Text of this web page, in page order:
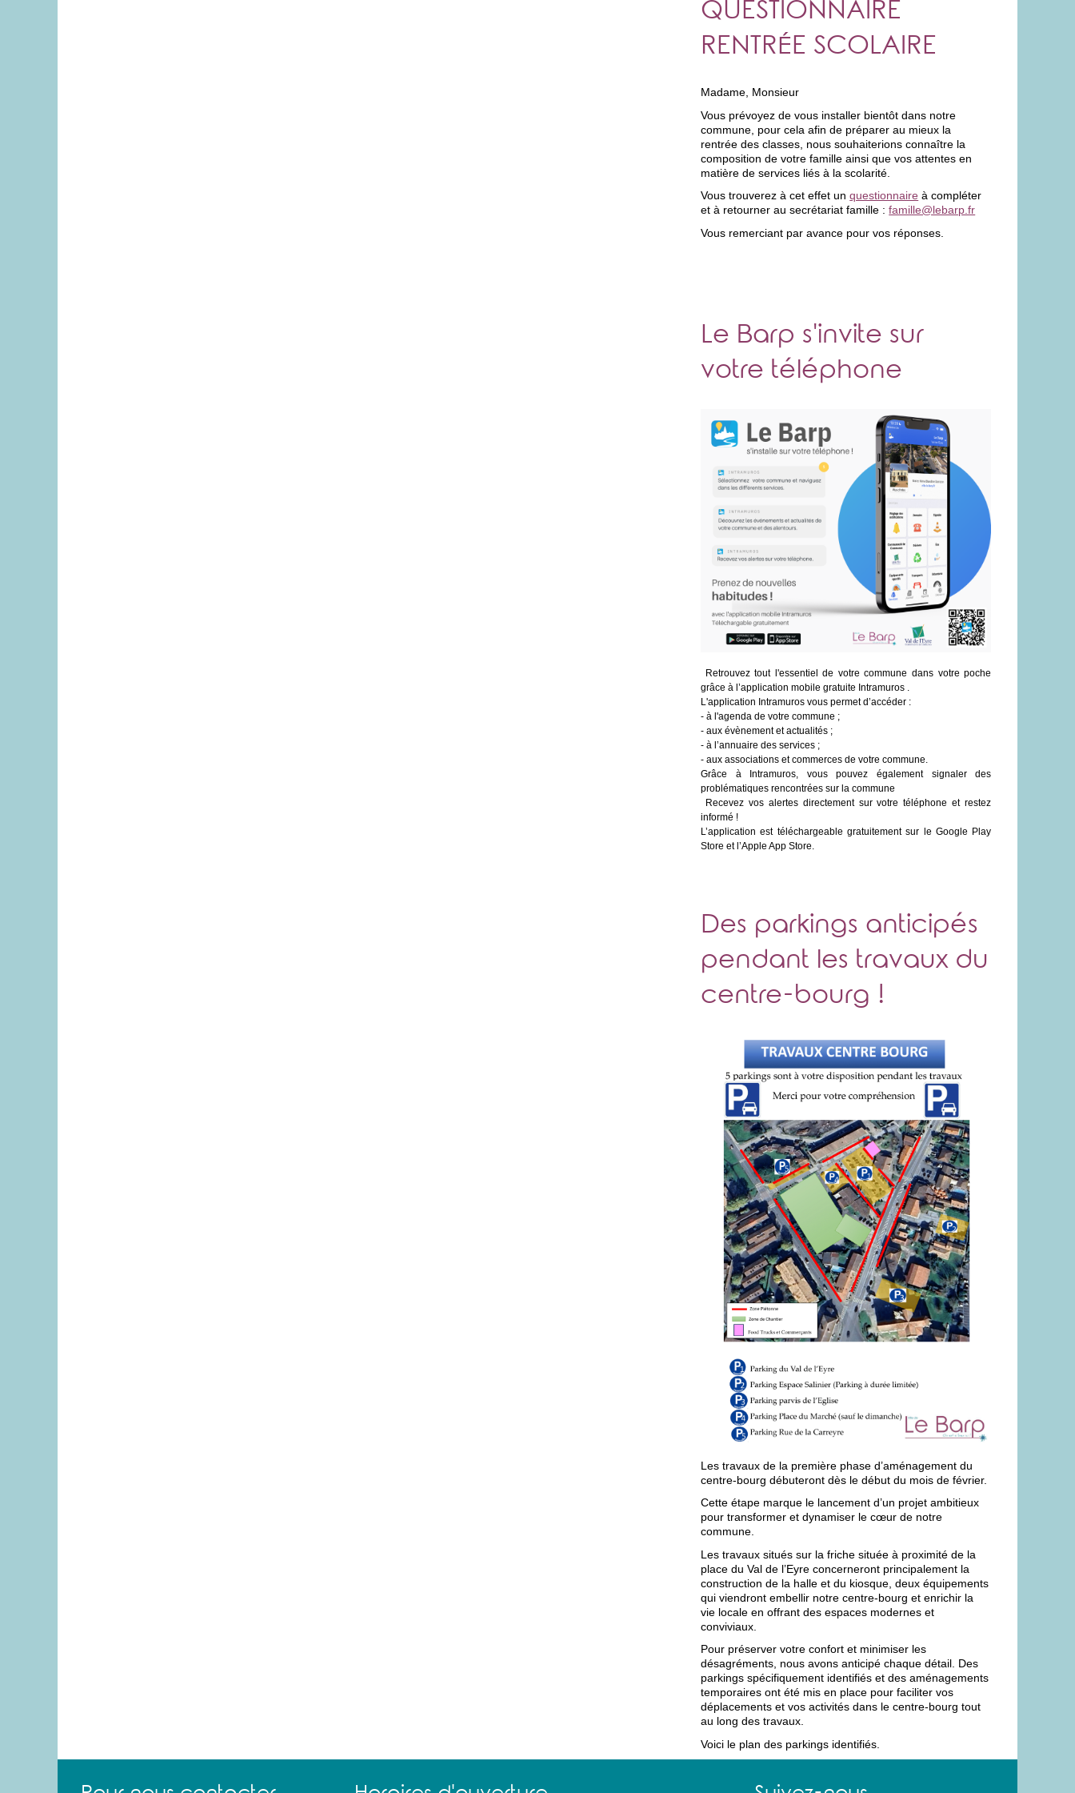
QUESTIONNAIRE
RENTRÉE SCOLAIRE
Madame, Monsieur
Vous prévoyez de vous installer bientôt dans notre
commune, pour cela afin de préparer au mieux la
rentrée des classes, nous souhaiterions connaître la
composition de votre famille ainsi que vos attentes en
matière de services liés à la scolarité.
Vous trouverez à cet effet unquestionnaire à compléter
et à retourner au secrétariat famille :famille@lebarp.fr
Vous remerciant par avance pour vos réponses.
Le Barp s'invite sur
votre téléphone
Retrouvez tout l'essentiel de votre commune dans votre poche
grâce à l’application mobile gratuite Intramuros .
L'application Intramuros vous permet d’accéder :
- à l'agenda de votre commune ;
- aux évènement et actualités ;
- à l’annuaire des services ;
- aux associations et commerces de votre commune.
Grâce à Intramuros, vous pouvez également signaler des
problématiques rencontrées sur la commune
Recevez vos alertes directement sur votre téléphone et restez
informé !
L’application est téléchargeable gratuitement sur le Google Play
Store et l’Apple App Store.
Des parkings anticipés
pendant les travaux du
centre-bourg !
Les travaux de la première phase d’aménagement du
centre-bourg débuteront dès le début du mois de février.
Cette étape marque le lancement d’un projet ambitieux
pour transformer et dynamiser le cœur de notre
commune.
Les travaux situés sur la friche située à proximité de la
place du Val de l’Eyre concerneront principalement la
construction de la halle et du kiosque, deux équipements
qui viendront embellir notre centre-bourg et enrichir la
vie locale en offrant des espaces modernes et
conviviaux.
Pour préserver votre confort et minimiser les
désagréments, nous avons anticipé chaque détail. Des
parkings spécifiquement identifiés et des aménagements
temporaires ont été mis en place pour faciliter vos
déplacements et vos activités dans le centre-bourg tout
au long des travaux.
Voici le plan des parkings identifiés.